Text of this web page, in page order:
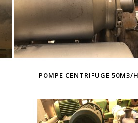
POMPE CENTRIFUGE 50M3/H